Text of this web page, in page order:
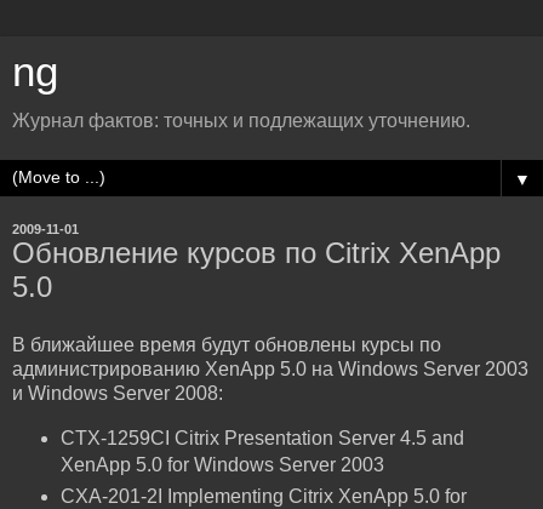
ng
Журнал фактов: точных и подлежащих уточнению.
▼
2009-11-01
Обновление курсов по Citrix XenApp
5.0
В ближайшее время будут обновлены курсы по
администрированию XenApp 5.0 на Windows Server 2003
и Windows Server 2008:
CTX-1259CI Citrix Presentation Server 4.5 and
XenApp 5.0 for Windows Server 2003
CXA-201-2I Implementing Citrix XenApp 5.0 for